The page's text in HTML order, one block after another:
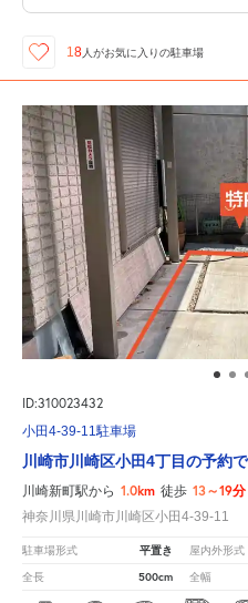
18 人がお気に入りの駐車場
ID:310023432
小田4-39-11駐車場
川崎市川崎区小田4丁目の予約
川崎新町駅から 1.0km 徒歩 13～19分
神奈川県川崎市川崎区小田4-39-11
駐車場形式 平置き 屋内外形式
全長 500cm 全幅